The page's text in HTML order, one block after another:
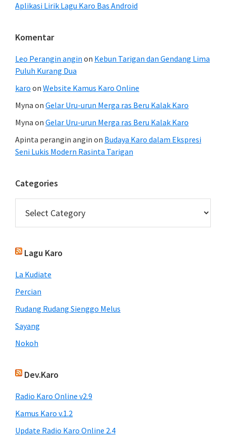
Aplikasi Lirik Lagu Karo Bas Android
Komentar
Leo Perangin angin on Kebun Tarigan dan Gendang Lima
Puluh Kurang Dua
karo on Website Kamus Karo Online
Myna on Gelar Uru-urun Merga ras Beru Kalak Karo
Myna on Gelar Uru-urun Merga ras Beru Kalak Karo
Apinta perangin angin on Budaya Karo dalam Ekspresi
Seni Lukis Modern Rasinta Tarigan
Categories
Lagu Karo
La Kudiate
Percian
Rudang Rudang Sienggo Melus
Sayang
Nokoh
Dev.Karo
Radio Karo Online v2.9
Kamus Karo v.1.2
Update Radio Karo Online 2.4